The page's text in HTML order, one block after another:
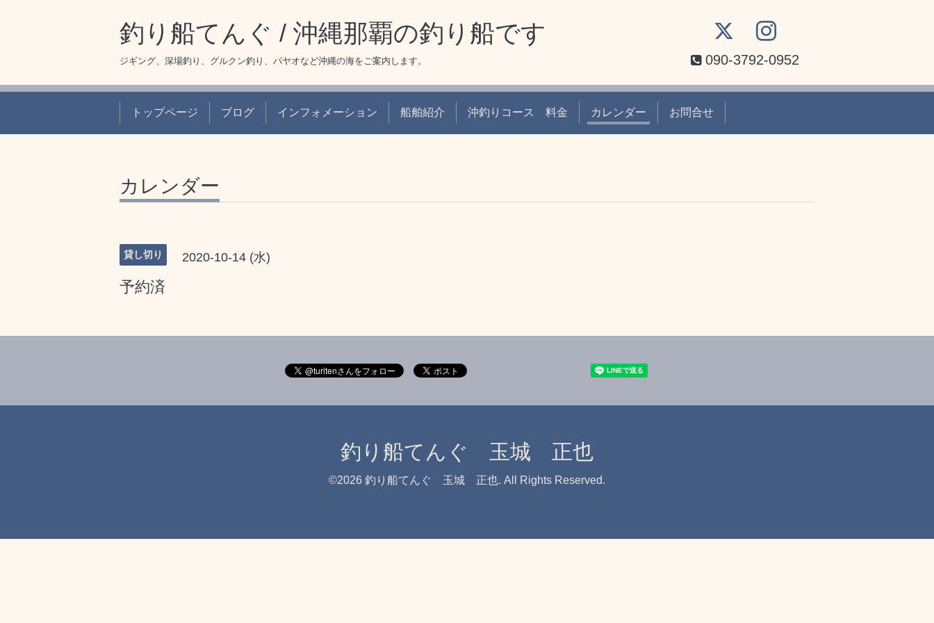
釣り船てんぐ / 沖縄那覇の釣り船です
ジギング、深場釣り、グルクン釣り、パヤオなど沖縄の海をご案内します。 090-3792-0952
トップページ ブログ インフォメーション 船舶紹介 沖釣りコース 料金 カレンダー お問合せ
カレンダー
貸し切り 2020-10-14 (水)
予約済
釣り船てんぐ 玉城 正也
©2026 釣り船てんぐ 玉城 正也. All Rights Reserved.